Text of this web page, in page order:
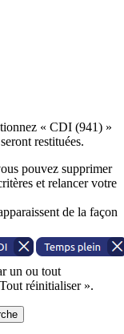
« CDI (941) »
restituées.
pouvez supprimer
et relancer votre
de la façon
un ou tout
réinitialiser ».